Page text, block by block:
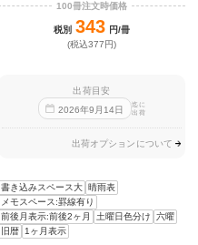
100冊注文時価格
税別 343 円/冊
(税込377円)
出荷目安
2026年9 月14日
迄に
出荷
出荷オプションについて
書き込みスペース大 晴雨表
メモスペース:罫線有り
前後月表示:前後2ヶ月
土曜日色分け
六曜
旧暦
1ヶ月表示